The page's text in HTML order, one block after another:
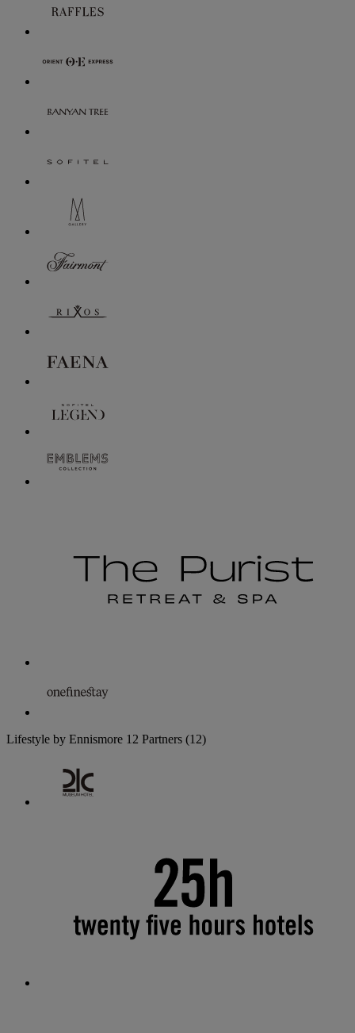
Lifestyle by Ennismore 12 Partners (12)